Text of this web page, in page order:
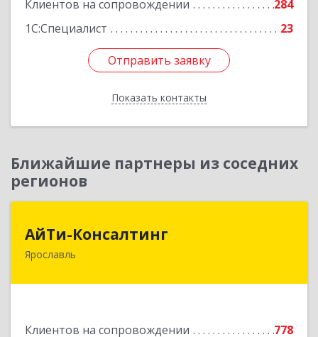
Клиентов на сопровождении
284
1С:Специалист
23
Отправить заявку
Показать контакты
Отправить заявку
Назад
Ближайшие партнеры из соседних
регионов
АйТи-Консалтинг
Ярославль
Клиентов на сопровождении 778
150007, Ярославская обл, Ярославль г, Урочская